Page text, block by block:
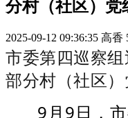
分村（社区）党
2025-09-12 09:36:35 高香
市委第四巡察
部分村（社区
9月9日，